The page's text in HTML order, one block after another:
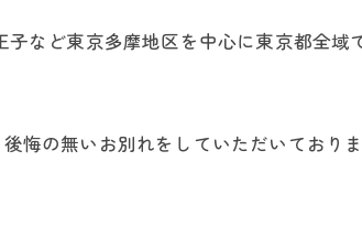
など東京多摩地区を中心に東京都全域
悔の無いお別れをしていただいており